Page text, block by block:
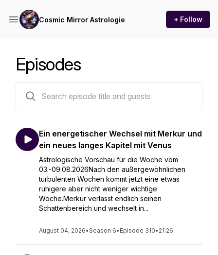
Cosmic Mirror Astrologie + Follow
Episodes
Ein energetischer Wechsel mit Merkur und
ein neues langes Kapitel mit Venus
Astrologische Vorschau für die Woche vom
03.-09.08.2026Nach den außergewöhnlichen
turbulenten Wochen kommt jetzt eine etwas
ruhigere aber nicht weniger wichtige
Woche.Merkur verlässt endlich seinen
Schattenbereich und wechselt in...
August 04, 2026•Season 6• Episode 310• 21:26